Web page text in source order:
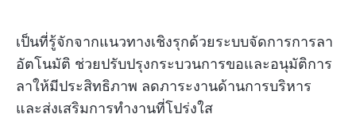
เป็นที่รู้จักจากแนวทางเชิงรุกด้วยระบบจัดการการลา
อัตโนมัติ ช่วยปรับปรุงกระบวนการขอและอนุมัติการ
ลาให้มีประสิทธิภาพ ลดภาระงานด้านการบริหาร
และส่งเสริมการทำงานที่โปร่งใส